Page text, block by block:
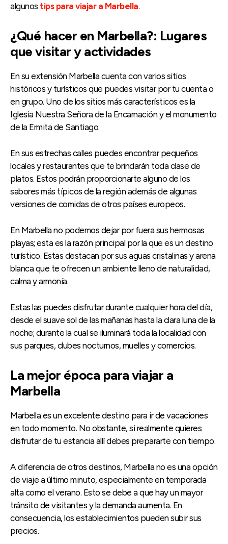
algunos tips para viajar a Marbella.
¿Qué hacer en Marbella?: Lugares
que visitar y actividades
En su extensión Marbella cuenta con varios sitios
históricos y turísticos que puedes visitar por tu cuenta o
en grupo. Uno de los sitios más característicos es la
Iglesia Nuestra Señora de la Encarnación y el monumento
de la Ermita de Santiago.
En sus estrechas calles puedes encontrar pequeños
locales y restaurantes que te brindarán toda clase de
platos. Estos podrán proporcionarte alguno de los
sabores más típicos de la región además de algunas
versiones de comidas de otros países europeos.
En Marbella no podemos dejar por fuera sus hermosas
playas; esta es la razón principal por la que es un destino
turístico. Estas destacan por sus aguas cristalinas y arena
blanca que te ofrecen un ambiente lleno de naturalidad,
calma y armonía.
Estas las puedes disfrutar durante cualquier hora del día,
desde el suave sol de las mañanas hasta la clara luna de la
noche; durante la cual se iluminará toda la localidad con
sus parques, clubes nocturnos, muelles y comercios.
La mejor época para viajar a
Marbella
Marbella es un excelente destino para ir de vacaciones
en todo momento. No obstante, si realmente quieres
disfrutar de tu estancia allí debes prepararte con tiempo.
A diferencia de otros destinos, Marbella no es una opción
de viaje a último minuto, especialmente en temporada
alta como el verano. Esto se debe a que hay un mayor
tránsito de visitantes y la demanda aumenta. En
consecuencia, los establecimientos pueden subir sus
precios.